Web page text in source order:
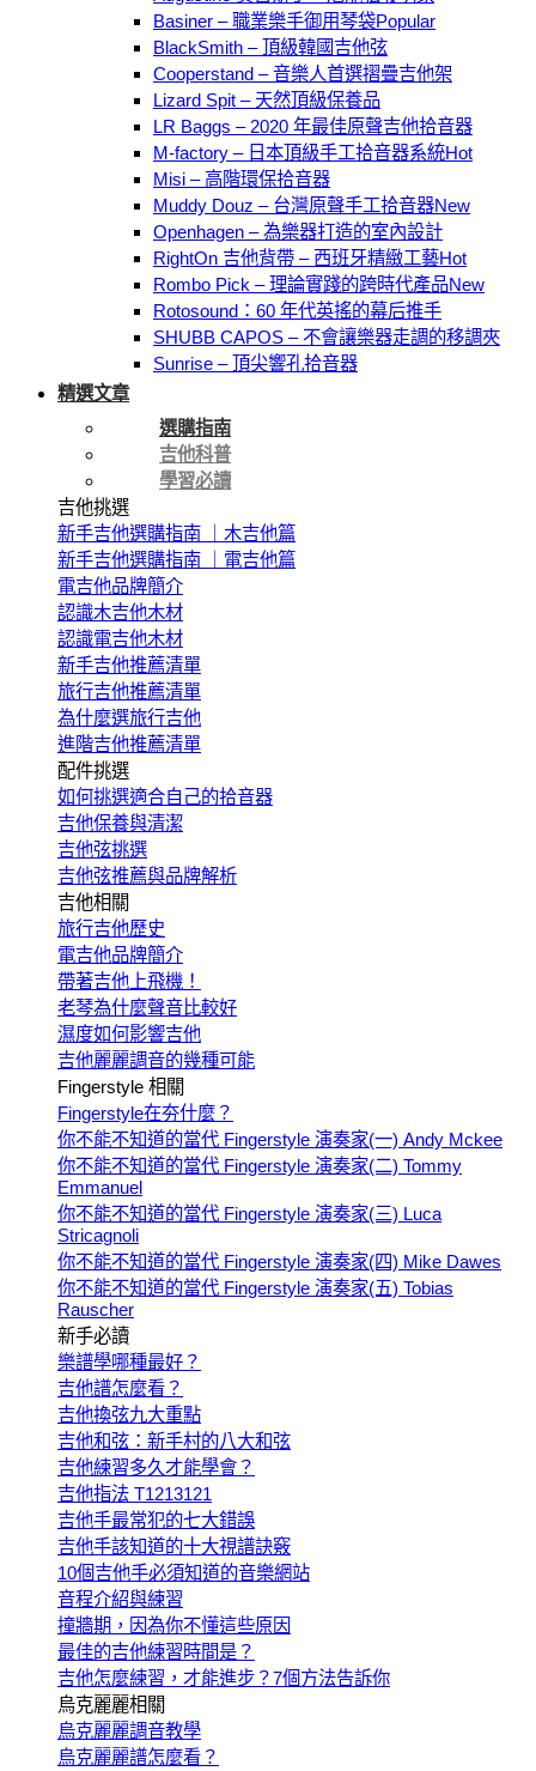
Basiner – 職業樂手御用琴袋
BlackSmith – 頂級韓國吉他弦
Cooperstand – 音樂人首選摺疊吉他架
Lizard Spit – 天然頂級保養品
LR Baggs – 2020 年最佳原聲吉他拾音器
M-factory – 日本頂級手工拾音器系統
Misi – 高階環保拾音器
Muddy Douz – 台灣原聲手工拾音器
Openhagen – 為樂器打造的室內設計
RightOn 吉他背帶 – 西班牙精緻工藝
Rombo Pick – 理論實踐的跨時代產品
Rotosound：60 年代英搖的幕后推手
SHUBB CAPOS – 不會讓樂器走調的移調夾
Sunrise – 頂尖響孔拾音器
精選文章
選購指南
吉他科普
學習必讀
吉他挑選
新手吉他選購指南 ｜木吉他篇
新手吉他選購指南 ｜電吉他篇
電吉他品牌簡介
認識木吉他木材
認識電吉他木材
新手吉他推薦清單
旅行吉他推薦清單
為什麼選旅行吉他
進階吉他推薦清單
配件挑選
如何挑選適合自己的拾音器
吉他保養與清潔
吉他弦挑選
吉他弦推薦與品牌解析
吉他相關
旅行吉他歷史
電吉他品牌簡介
帶著吉他上飛機！
老琴為什麼聲音比較好
濕度如何影響吉他
吉他麗麗調音的幾種可能
Fingerstyle 相關
Fingerstyle在夯什麼？
你不能不知道的當代 Fingerstyle 演奏家(一) Andy Mckee
你不能不知道的當代 Fingerstyle 演奏家(二) Tommy
Emmanuel
你不能不知道的當代 Fingerstyle 演奏家(三) Luca
Stricagnoli
你不能不知道的當代 Fingerstyle 演奏家(四) Mike Dawes
你不能不知道的當代 Fingerstyle 演奏家(五) Tobias
Rauscher
新手必讀
樂譜學哪種最好？
吉他譜怎麼看？
吉他換弦九大重點
吉他和弦：新手村的八大和弦
吉他練習多久才能學會？
吉他指法 T1213121
吉他手最常犯的七大錯誤
吉他手該知道的十大視譜訣竅
10個吉他手必須知道的音樂網站
音程介紹與練習
撞牆期，因為你不懂這些原因
最佳的吉他練習時間是？
吉他怎麼練習，才能進步？7個方法告訴你
烏克麗麗相關
烏克麗麗調音教學
烏克麗麗譜怎麼看？